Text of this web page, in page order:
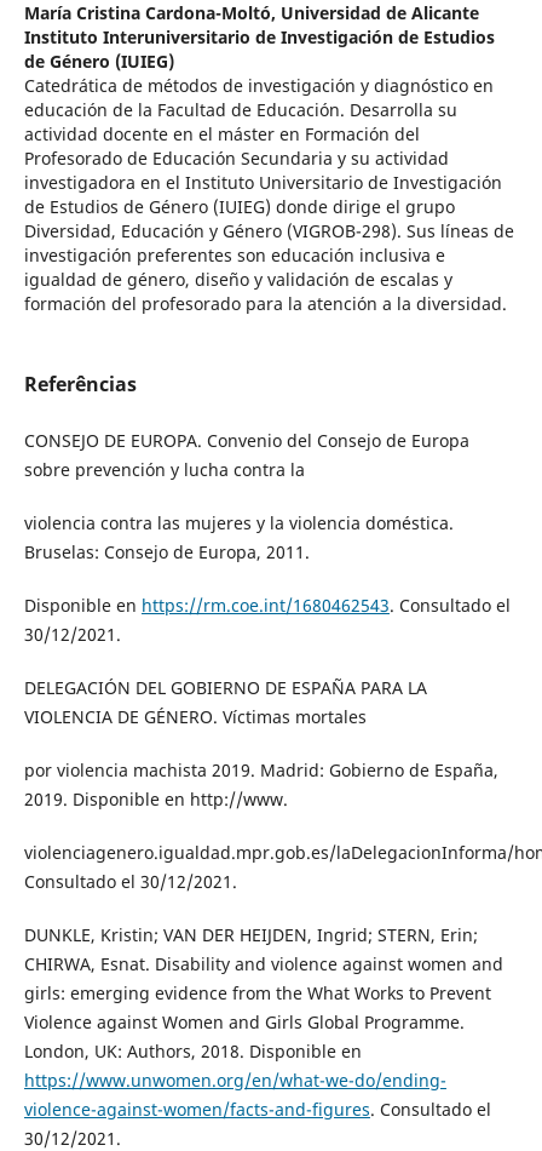
María Cristina Cardona-Moltó, Universidad de Alicante
Instituto Interuniversitario de Investigación de Estudios
de Género (IUIEG)
Catedrática de métodos de investigación y diagnóstico en
educación de la Facultad de Educación. Desarrolla su
actividad docente en el máster en Formación del
Profesorado de Educación Secundaria y su actividad
investigadora en el Instituto Universitario de Investigación
de Estudios de Género (IUIEG) donde dirige el grupo
Diversidad, Educación y Género (VIGROB-298). Sus líneas de
investigación preferentes son educación inclusiva e
igualdad de género, diseño y validación de escalas y
formación del profesorado para la atención a la diversidad.
Referências
CONSEJO DE EUROPA. Convenio del Consejo de Europa
sobre prevención y lucha contra la
violencia contra las mujeres y la violencia doméstica.
Bruselas: Consejo de Europa, 2011.
Disponible en https://rm.coe.int/1680462543. Consultado el
30/12/2021.
DELEGACIÓN DEL GOBIERNO DE ESPAÑA PARA LA
VIOLENCIA DE GÉNERO. Víctimas mortales
por violencia machista 2019. Madrid: Gobierno de España,
2019. Disponible en http://www.
violenciagenero.igualdad.mpr.gob.es/laDelegacionInforma/
Consultado el 30/12/2021.
DUNKLE, Kristin; VAN DER HEIJDEN, Ingrid; STERN, Erin;
CHIRWA, Esnat. Disability and violence against women and
girls: emerging evidence from the What Works to Prevent
Violence against Women and Girls Global Programme.
London, UK: Authors, 2018. Disponible en
https://www.unwomen.org/en/what-we-do/ending-
violence-against-women/facts-and-figures. Consultado el
30/12/2021.